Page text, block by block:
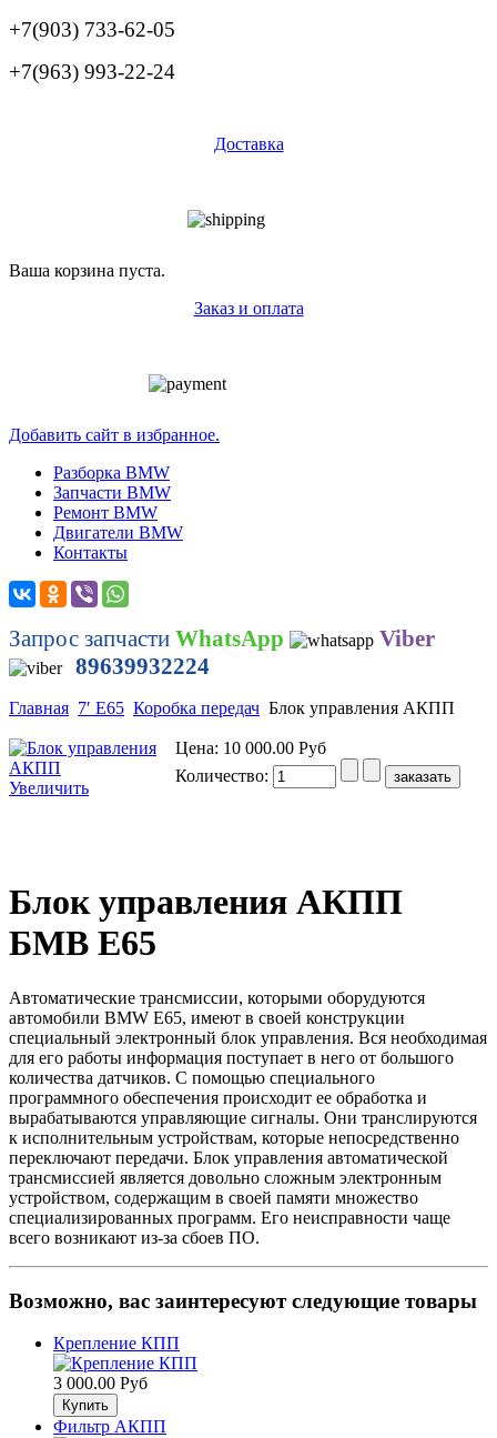
+7(903) 733-62-05
+7(963) 993-22-24
Доставка
Ваша корзина пуста.
Заказ и оплата
Добавить сайт в избранное.
Разборка BMW
Запчасти BMW
Ремонт BMW
Двигатели BMW
Контакты
Запрос запчасти WhatsApp
Viber
89639932224
Главная 7′ E65 Коробка передач Блок управления АКПП
Увеличить
Цена: 10 000.00 Руб
Количество:
Блок управления АКПП
БМВ Е65
Автоматические трансмиссии, которыми оборудуются
автомобили BMW E65, имеют в своей конструкции
специальный электронный блок управления. Вся необходимая
для его работы информация поступает в него от большого
количества датчиков. С помощью специального
программного обеспечения происходит ее обработка и
вырабатываются управляющие сигналы. Они транслируются
к исполнительным устройствам, которые непосредственно
переключают передачи. Блок управления автоматической
трансмиссией является довольно сложным электронным
устройством, содержащим в своей памяти множество
специализированных программ. Его неисправности чаще
всего возникают из-за сбоев ПО.
Возможно, вас заинтересуют следующие товары
Крепление КПП
3 000.00 Руб
Фильтр АКПП